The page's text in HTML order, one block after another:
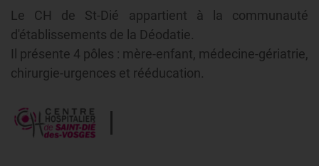
Le CH de St-Dié appartient à la communauté
d'établissements de la Déodatie.
Il présente 4 pôles : mère-enfant, médecine-gériatrie,
chirurgie-urgences et rééducation.